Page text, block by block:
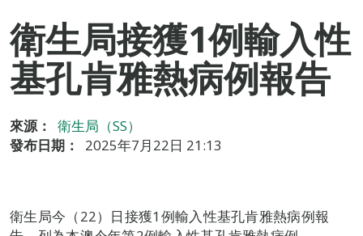
衛生局接獲1例輸入性
基孔肯雅熱病例報告
來源：
衛生局（SS）
發布日期：
2025年7月22日 21:13
衛生局今（22）日接獲1例輸入性基孔肯雅熱病例報